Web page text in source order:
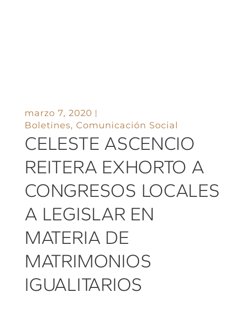
marzo 7, 2020
Boletines, Comunicación Social
CELESTE ASCENCIO
REITERA EXHORTO A
CONGRESOS LOCALES
A LEGISLAR EN
MATERIA DE
MATRIMONIOS
IGUALITARIOS